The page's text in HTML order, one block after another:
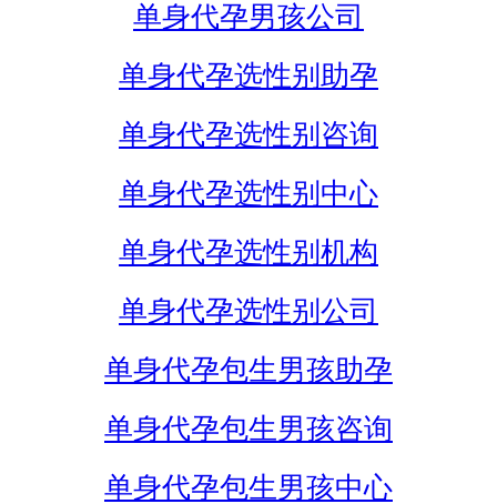
单身代孕男孩公司
单身代孕选性别助孕
单身代孕选性别咨询
单身代孕选性别中心
单身代孕选性别机构
单身代孕选性别公司
单身代孕包生男孩助孕
单身代孕包生男孩咨询
单身代孕包生男孩中心